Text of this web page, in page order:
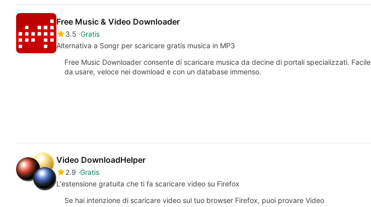
Free Music & Video Downloader
3.5 Gratis
Alternativa a Songr per scaricare gratis musica in MP3
Free Music Downloader consente di scaricare musica da decine di portali specializzati. Facile
da usare, veloce nei download e con un database immenso.
Video DownloadHelper
2.9 Gratis
L'estensione gratuita che ti fa scaricare video su Firefox
Se hai intenzione di scaricare video sul tuo browser Firefox, puoi provare Video